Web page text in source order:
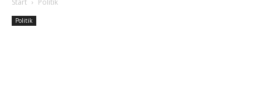
Start Politik
Politik